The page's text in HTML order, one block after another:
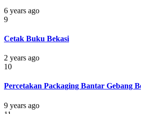
6 years ago
9
Cetak Buku Bekasi
2 years ago
10
Percetakan Packaging Bantar Gebang
9 years ago